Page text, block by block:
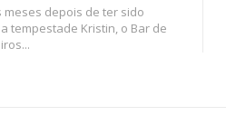
meses depois de ter sido
tempestade Kristin, o Bar de